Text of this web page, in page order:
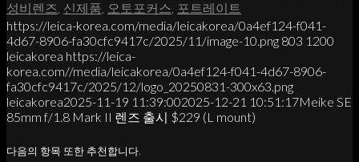
성비렌즈, 신제품, 오토포커스, 포트레이트
https://leica-korea.com/media/leicakorea/0a4ef124-f041-
4d67-8906-fa30cfc9417c/2025/11/image-10.png 803 1200
leicakorea https://leica-
korea.com//media/leicakorea/0a4ef124-f041-4d67-8906-
fa30cfc9417c/2025/12/logo_20250831-300x63.png
leicakorea2025-11-19 11:39:002025-12-21 10:51:17Meike SE
85mm f/1.8 Mark II 렌즈 출시 $229 (L mount)
다음의 항목 또한 추천합니다.